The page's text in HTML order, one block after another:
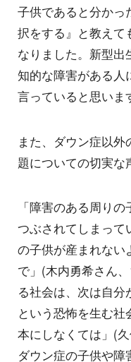
子供であると分かっ
択をする』と教えて
なりました。新型出
知的な障害がある人
言っていると思いま
また、ダウン症以
題についての切実な
「障害のある周り
つぶされてしまって
の子供が産まれない
で」(木内勇希さん
る社会は、次は自
という恐怖を生む
本にしなくては」(
ダウン症の子供や